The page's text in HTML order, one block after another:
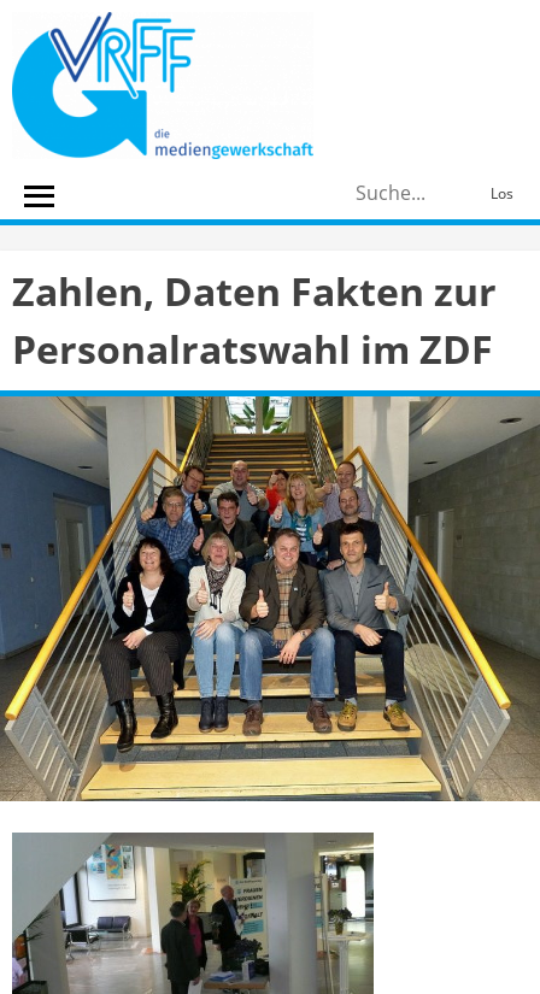
content
Los
Zahlen, Daten Fakten zur
Personalratswahl im ZDF